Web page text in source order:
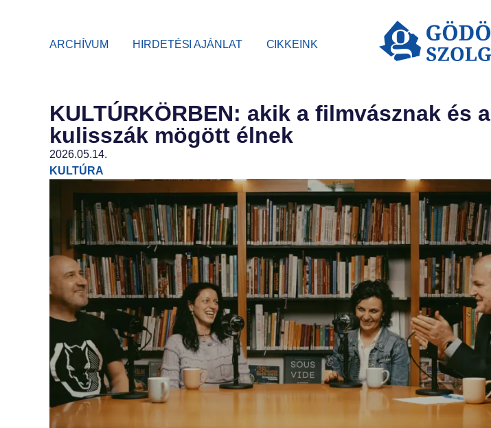
ARCHÍVUM HIRDETÉSI AJÁNLAT CIKKEINK
KULTÚRKÖRBEN: akik a filmvásznak és a
kulisszák mögött élnek
2026.05.14.
KULTÚRA